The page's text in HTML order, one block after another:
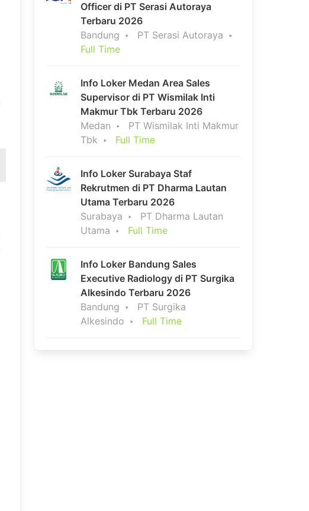
Officer di PT Serasi Autoraya
Terbaru 2026
Bandung
PT Serasi Autoraya
Full Time
Info Loker Medan Area Sales
Supervisor di PT Wismilak Inti
Makmur Tbk Terbaru 2026
Medan
PT Wismilak Inti Makmur
Tbk
Full Time
Info Loker Surabaya Staf
Rekrutmen di PT Dharma Lautan
Utama Terbaru 2026
Surabaya
PT Dharma Lautan
Utama
Full Time
Info Loker Bandung Sales
Executive Radiology di PT Surgika
Alkesindo Terbaru 2026
Bandung
PT Surgika
Alkesindo
Full Time